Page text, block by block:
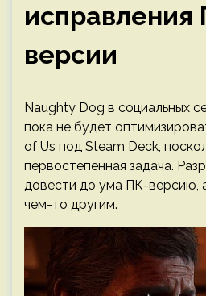
исправления
версии
Naughty Dog в социальных
пока не будет
of Us под Steam Deck,
первостепенная задача.
довести до ума ПК-версию,
чем-то другим.